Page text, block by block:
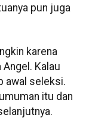
pun juga
karena
Kalau
awal seleksi.
itu dan